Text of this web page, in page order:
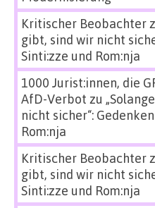
Kritischer Beobachter
gibt, sind wir nicht
Sinti:zze und Rom:nja
1000 Jurist:innen, die
AfD-Verbot zu
nicht sicher“:
Rom:nja
Kritischer Beobachter
gibt, sind wir nicht
Sinti:zze und Rom:nja